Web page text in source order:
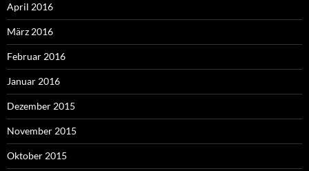
April 2016
März 2016
Februar 2016
Januar 2016
Dezember 2015
November 2015
Oktober 2015